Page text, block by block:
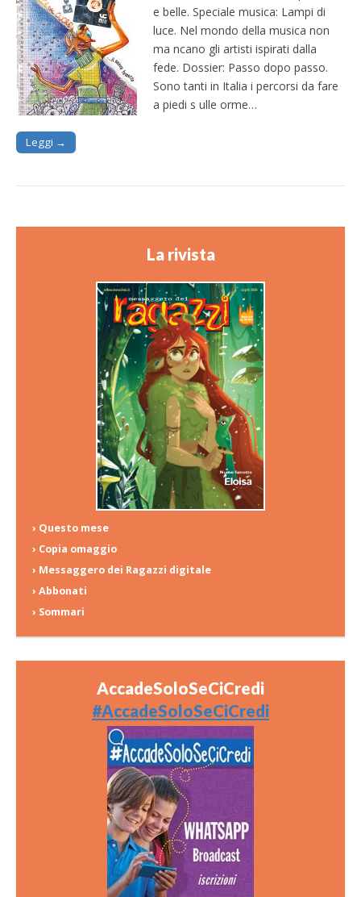
e belle. Speciale musica: Lampi di
luce. Nel mondo della musica non
ma ncano gli artisti ispirati dalla
fede. Dossier: Passo dopo passo.
Sono tanti in Italia i percorsi da fare
a piedi s ulle orme…
Leggi →
La rivista
› Questo mese
› Copia omaggio
› Messaggero dei Ragazzi digitale
› Abbonati
› Sommari
AccadeSoloSeCiCredi
#AccadeSoloSeCiCredi